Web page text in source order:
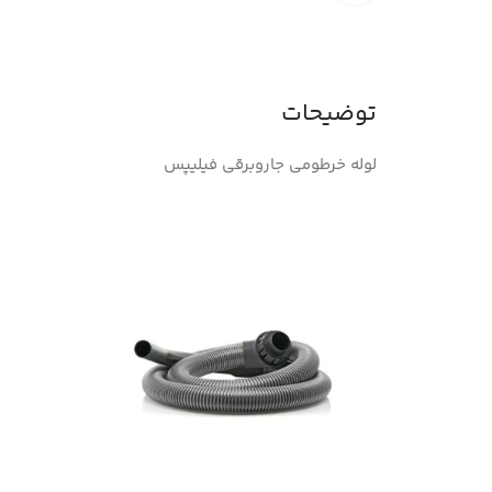
توضیحات
لوله خرطومی جاروبرقی فیلیپس